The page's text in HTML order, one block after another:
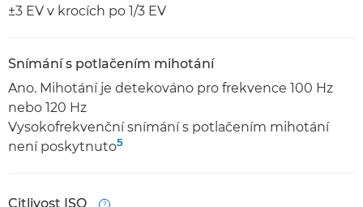
±3 EV v krocích po 1/3 EV
Snímání s potlačením mihotání
Ano. Mihotání je detekováno pro frekvence 100 Hz
nebo 120 Hz
Vysokofrekvenční snímání s potlačením mihotání
není poskytnuto5
Citlivost ISO